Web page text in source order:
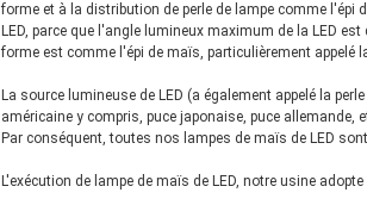
forme et à la distribution de perle de lampe comme l'épi
LED, parce que l'angle lumineux maximum de la LED
forme est comme l'épi de maïs, particulièrement appelé
La source lumineuse de LED (a également appelé la
américaine y compris, puce japonaise, puce allemande,
Par conséquent, toutes nos lampes de maïs de LED
L'exécution de lampe de maïs de LED, notre usine